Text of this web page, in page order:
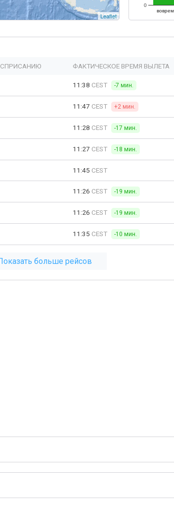
Leaflet
0
ФАКТИЧЕСКОЕ ВРЕМЯ ВЫЛЕТА
11:38 CEST -7 мин.
11:47 CEST +2 мин.
11:28 CEST -17 мин.
11:27 CEST -18 мин.
11:45 CEST
11:26 CEST -19 мин.
11:26 CEST -19 мин.
11:35 CEST -10 мин.
больше рейсов